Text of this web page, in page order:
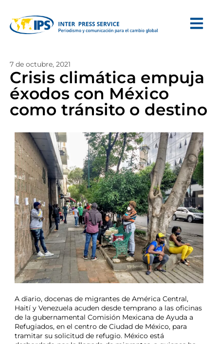
7 de octubre, 2021
Crisis climática empuja
éxodos con México
como tránsito o destino
A diario, docenas de migrantes de América Central,
Haití y Venezuela acuden desde temprano a las oficinas
de la gubernamental Comisión Mexicana de Ayuda a
Refugiados, en el centro de Ciudad de México, para
tramitar su solicitud de refugio. México está